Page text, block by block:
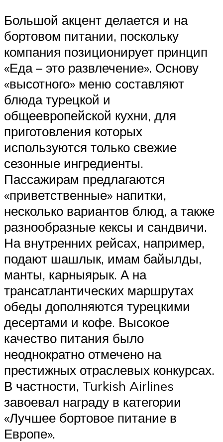
Большой акцент делается и на
бортовом питании, поскольку
компания позиционирует принцип
«Еда – это развлечение». Основу
«высотного» меню составляют
блюда турецкой и
общеевропейской кухни, для
приготовления которых
используются только свежие
сезонные ингредиенты.
Пассажирам предлагаются
«приветственные» напитки,
несколько вариантов блюд, а также
разнообразные кексы и сандвичи.
На внутренних рейсах, например,
подают шашлык, имам байылды,
манты, карныярык. А на
трансатлантических маршрутах
обеды дополняются турецкими
десертами и кофе. Высокое
качество питания было
неоднократно отмечено на
престижных отраслевых конкурсах.
В частности, Turkish Airlines
завоевал награду в категории
«Лучшее бортовое питание в
Европе».